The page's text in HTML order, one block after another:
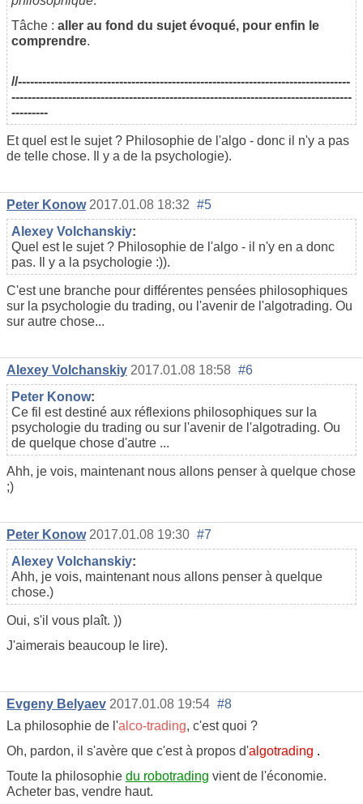
Tâche : aller au fond du sujet évoqué, pour enfin le
comprendre.
//----------------------------------------------------------------------------------
------------------------------------------------------------------------------------
---------
Et quel est le sujet ? Philosophie de l'algo - donc il n'y a pas
de telle chose. Il y a de la psychologie).
Реter Konow 2017.01.08 18:32 #5
Alexey Volchanskiy:
Quel est le sujet ? Philosophie de l'algo - il n'y en a donc
pas. Il y a la psychologie :)).
C'est une branche pour différentes pensées philosophiques
sur la psychologie du trading, ou l'avenir de l'algotrading. Ou
sur autre chose...
Alexey Volchanskiy 2017.01.08 18:58 #6
Реter Konow:
Ce fil est destiné aux réflexions philosophiques sur la
psychologie du trading ou sur l'avenir de l'algotrading. Ou
de quelque chose d'autre ...
Ahh, je vois, maintenant nous allons penser à quelque chose
;)
Реter Konow 2017.01.08 19:30 #7
Alexey Volchanskiy:
Ahh, je vois, maintenant nous allons penser à quelque
chose.)
Oui, s'il vous plaît. ))
J'aimerais beaucoup le lire).
Evgeny Belyaev 2017.01.08 19:54 #8
La philosophie de l'alco-trading, c'est quoi ?
Oh, pardon, il s'avère que c'est à propos d'algotrading .
Toute la philosophie du robotrading vient de l'économie.
Acheter bas, vendre haut.